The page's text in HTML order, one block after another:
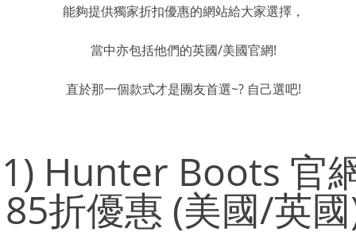
能夠提供獨家折扣優惠的網站給大家選擇，
當中亦包括他們的英國/美國官網!
直於那一個款式才是團友首選~? 自己選吧!
1) Hunter Boots 官
85折優惠 (美國/英